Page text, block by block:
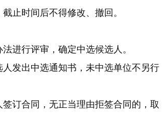
止时间后不得修改、撤回。
进行评审，确定中选候选人。
发出中选通知书，未中选单位不另行
签订合同，无正当理由拒签合同的，取